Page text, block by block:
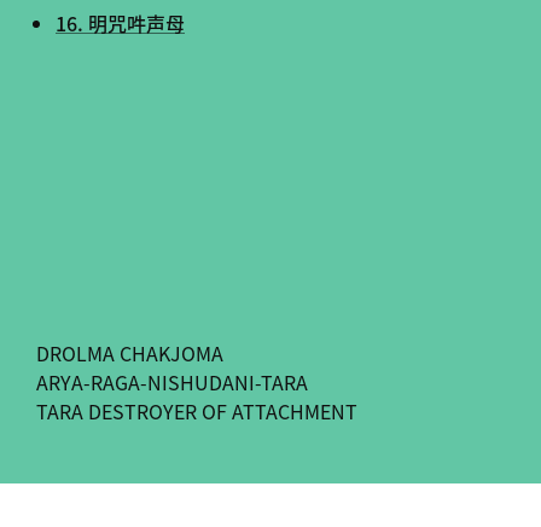
16. 明咒吽声母
DROLMA CHAKJOMA
ARYA-RAGA-NISHUDANI-TARA
TARA DESTROYER OF ATTACHMENT